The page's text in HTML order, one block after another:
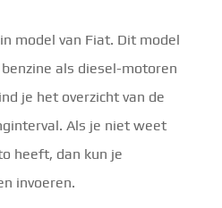
model van Fiat. Dit model
als diesel-motoren
je het overzicht van de
Als je niet weet
heeft, dan kun je
invoeren.